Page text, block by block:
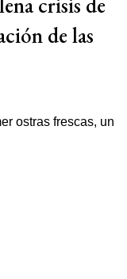
de las